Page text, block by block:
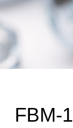
FBM-1